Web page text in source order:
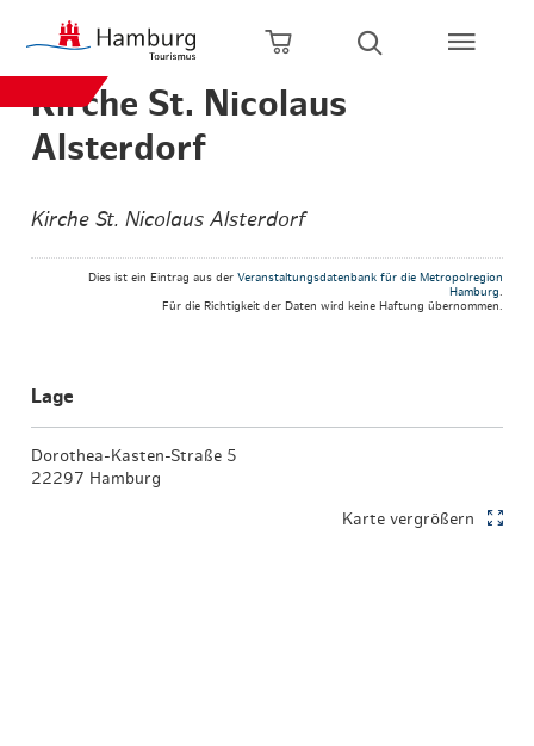
Zum Hauptinhalt springen
Zur Hauptnavigation springen
Zur Volltextsuche springen
Zum Footer springen
Warenkorb öffnen
Suche öffnen
Kirche St. Nicolaus
Alsterdorf
Kirche St. Nicolaus Alsterdorf
Dies ist ein Eintrag aus der Veranstaltungsdatenbank für die Metropolregion
Hamburg.
Für die Richtigkeit der Daten wird keine Haftung übernommen.
Lage
Dorothea-Kasten-Straße 5
22297 Hamburg
Karte vergrößern